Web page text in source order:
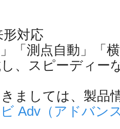
形対応
」「測点自動」「
し、スピーディー
ましては、製品
ビ Adv（アドバン